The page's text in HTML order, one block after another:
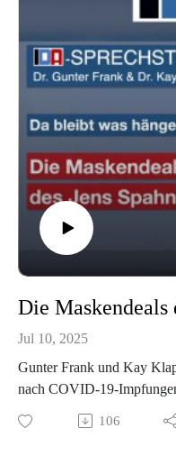
gewünschte
fördern.
https://
Unterstütze IDA:Paypal:
www.paypal.com/
(http://www.paypal.com/
DE92 6729 0000 0149
Jul 10, 2025
Gunter Frank und Kay
nach COVID-19-
Jens Spahn und über
Schülermonatskarten.
106